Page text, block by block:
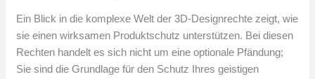
Ein Blick in die komplexe Welt der 3D-Designrechte zeigt, wie
sie einen wirksamen Produktschutz unterstützen. Bei diesen
Rechten handelt es sich nicht um eine optionale Pfändung;
Sie sind die Grundlage für den Schutz Ihres geistigen